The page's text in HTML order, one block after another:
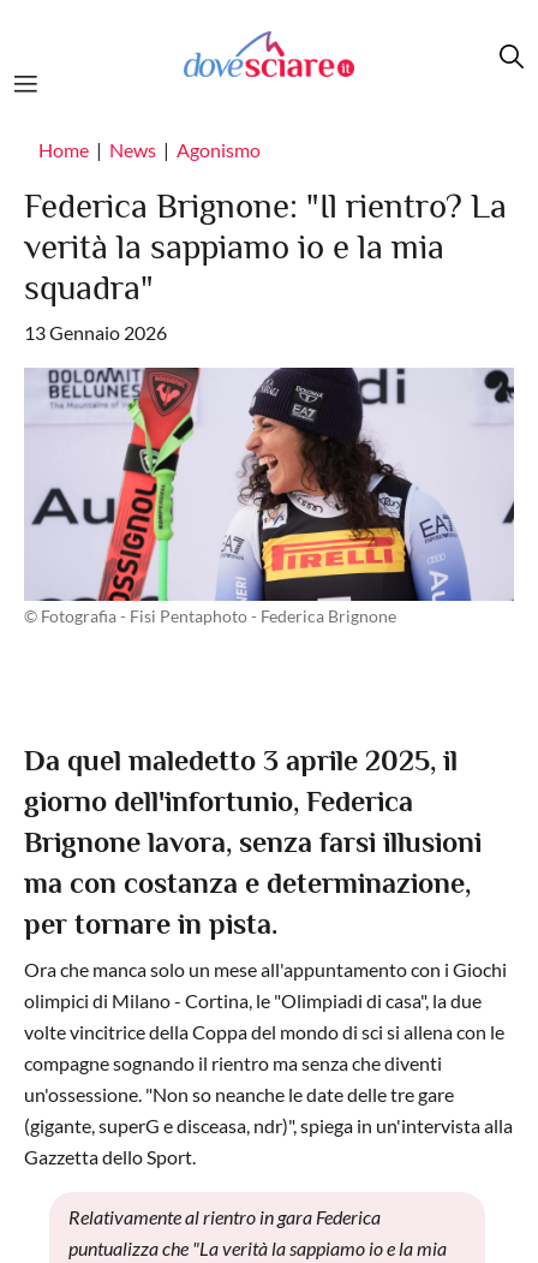
Home News Agonismo
Federica Brignone: "Il rientro? La
verità la sappiamo io e la mia
squadra"
13 Gennaio 2026
© Fotografia - Fisi Pentaphoto - Federica Brignone
Da quel maledetto 3 aprile 2025, il
giorno dell'infortunio, Federica
Brignone lavora, senza farsi illusioni
ma con costanza e determinazione,
per tornare in pista.
Ora che manca solo un mese all'appuntamento con i Giochi
olimpici di Milano - Cortina, le "Olimpiadi di casa", la due
volte vincitrice della Coppa del mondo di sci si allena con le
compagne sognando il rientro ma senza che diventi
un'ossessione. "Non so neanche le date delle tre gare
(gigante, superG e disceasa, ndr)", spiega in un'intervista alla
Gazzetta dello Sport.
Relativamente al rientro in gara Federica
puntualizza che "La verità la sappiamo io e la mia